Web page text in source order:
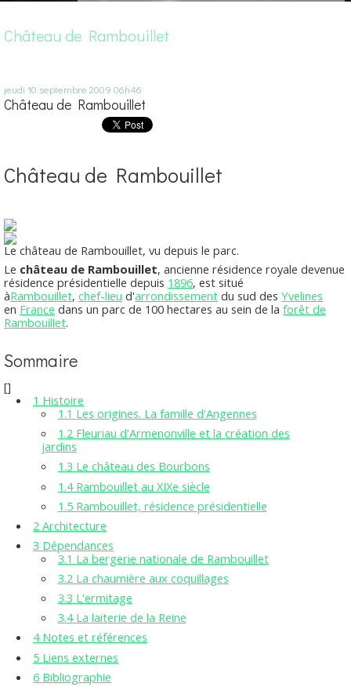
Château de Rambouillet
jeudi 10 septembre 2009 06h46
Château de Rambouillet
Château de Rambouillet
Le château de Rambouillet, vu depuis le parc.
Le château de Rambouillet, ancienne résidence royale devenue
résidence présidentielle depuis 1896, est situé
àRambouillet, chef-lieu d'arrondissement du sud des Yvelines
en France dans un parc de 100 hectares au sein de la forêt de
Rambouillet.
Sommaire
[]
1 Histoire
1.1 Les origines. La famille d'Angennes
1.2 Fleuriau d'Armenonville et la création des
jardins
1.3 Le château des Bourbons
1.4 Rambouillet au XIXe siècle
1.5 Rambouillet, résidence présidentielle
2 Architecture
3 Dépendances
3.1 La bergerie nationale de Rambouillet
3.2 La chaumière aux coquillages
3.3 L'ermitage
3.4 La laiterie de la Reine
4 Notes et références
5 Liens externes
6 Bibliographie